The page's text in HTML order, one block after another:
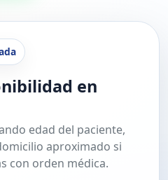
en
edad del paciente,
aproximado si
con orden médica.